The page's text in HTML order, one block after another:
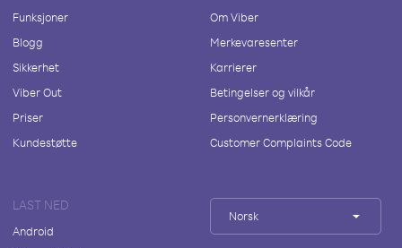
Funksjoner
Blogg
Sikkerhet
Viber Out
Priser
Kundestøtte
Om Viber
Merkevaresenter
Karrierer
Betingelser og vilkår
Personvernerklæring
Customer Complaints Code
LAST NED
Android
Norsk